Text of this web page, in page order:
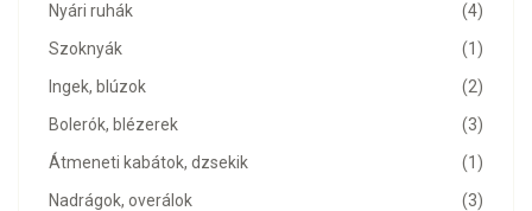
(4)
Nyári ruhák
(1)
Szoknyák
(2)
Ingek, blúzok
(3)
Bolerók, blézerek
(1)
Átmeneti kabátok, dzsekik
(3)
Nadrágok, overálok